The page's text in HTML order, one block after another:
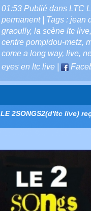
01:53 Publié dans LTC
permanent| Tags : jean
graoully, la scène ltc live
centre pompidou-metz,
come a long way, live,
eyes en ltc live
LE 2SONGS2(d'ltc live)